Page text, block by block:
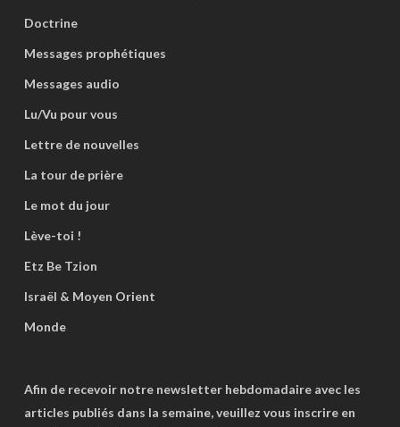
Doctrine
Messages prophétiques
Messages audio
Lu/Vu pour vous
Lettre de nouvelles
La tour de prière
Le mot du jour
Lève-toi !
Etz Be Tzion
Israël & Moyen Orient
Monde
Afin de recevoir notre newsletter hebdomadaire avec les
articles publiés dans la semaine, veuillez vous inscrire en